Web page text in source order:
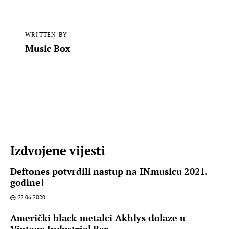
WRITTEN BY
Music Box
Izdvojene vijesti
Deftones potvrdili nastup na INmusicu 2021.
godine!
22.06.2020.
Američki black metalci Akhlys dolaze u